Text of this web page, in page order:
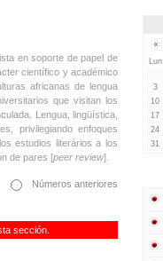
en soporte de papel de
científico y académico
africanas de lengua
que visitan los
Lengua, lingüística,
privilegiando enfoques
estudios literários a los
de pares [peer review].
Números anteriores
sección.